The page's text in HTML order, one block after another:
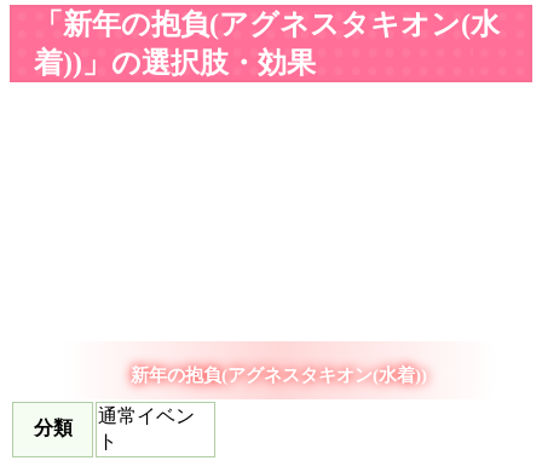
「新年の抱負(アグネスタキオン(水
着))」の選択肢・効果
新年の抱負(アグネスタキオン(水着))
分類
通常イベン
ト